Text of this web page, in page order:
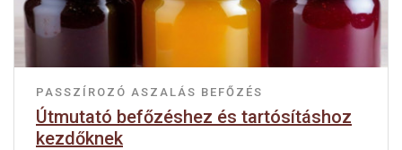
PASSZÍROZÓ ASZALÁS BEFŐZÉS
Útmutató befőzéshez és tartósításhoz
kezdőknek